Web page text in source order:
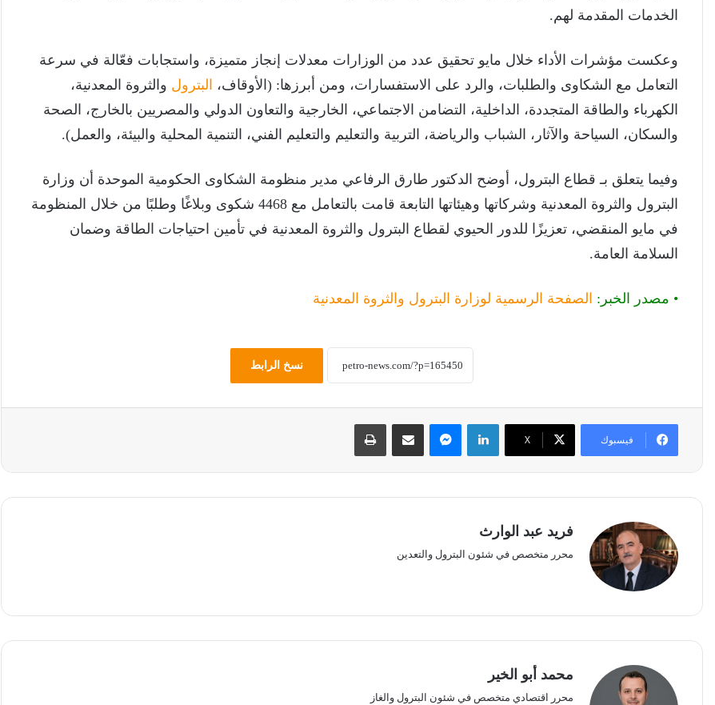
الخدمات المقدمة لهم.
وعكست مؤشرات الأداء خلال مايو تحقيق عدد من الوزارات معدلات إنجاز متميزة، واستجابات فعّالة في سرعة
التعامل مع الشكاوى والطلبات، والرد على الاستفسارات، ومن أبرزها: (الأوقاف،
البترول والثروة المعدنية،
الكهرباء والطاقة المتجددة، الداخلية، التضامن الاجتماعي، الخارجية والتعاون الدولي والمصريين بالخارج، الصحة
والسكان، السياحة والآثار، الشباب والرياضة، التربية والتعليم والتعليم الفني، التنمية المحلية والبيئة، والعمل).
وفيما يتعلق بـ قطاع البترول، أوضح الدكتور طارق الرفاعي مدير منظومة الشكاوى الحكومية الموحدة أن وزارة
البترول والثروة المعدنية وشركاتها وهيئاتها التابعة قامت بالتعامل مع 4468 شكوى وبلاغًا وطلبًا من خلال المنظومة
في مايو المنقضي، تعزيزًا للدور الحيوي لقطاع البترول والثروة المعدنية في تأمين احتياجات الطاقة وضمان
السلامة العامة.
• مصدر الخبر: الصفحة الرسمية لوزارة البترول والثروة المعدنية
نسخ الرابط
فيسبوك ‫X
لينكدإن ماسنجر مشاركة عبر البريد طباعة
فريد عبد الوارث
محرر متخصص في شئون البترول والتعدين
محمد أبو الخير
محرر اقتصادي متخصص في شئون البترول والغاز